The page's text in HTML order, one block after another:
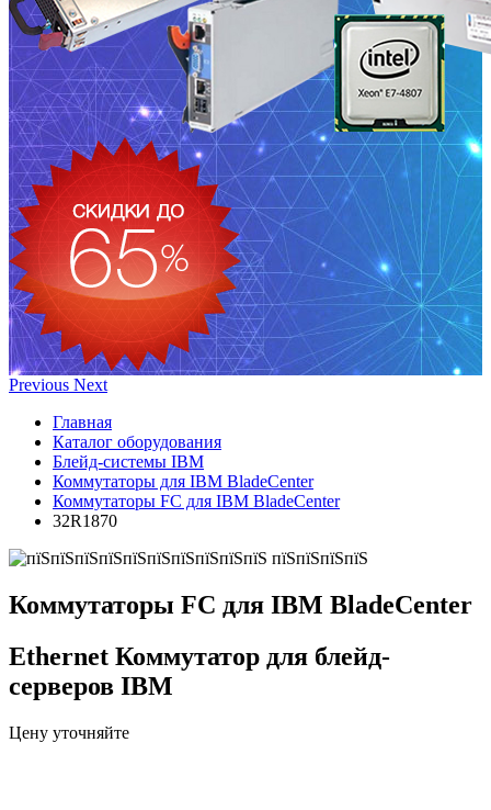
Previous Next
Главная
Каталог оборудования
Блейд-системы IBM
Коммутаторы для IBM BladeCenter
Коммутаторы FC для IBM BladeCenter
32R1870
Коммутаторы FC для IBM BladeCenter
Ethernet Коммутатор для блейд-
серверов IBM
Цену уточняйте